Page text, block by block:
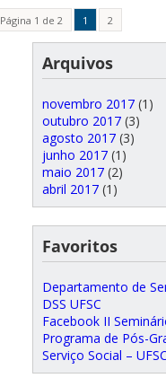
Página 1 de 2 1 2
Arquivos
novembro 2017(1)
outubro 2017(3)
agosto 2017(3)
junho 2017(1)
maio 2017(2)
abril 2017(1)
Favoritos
Departamento de
DSS UFSC
Facebook II
Programa de Pós-
Serviço Social – UFSC